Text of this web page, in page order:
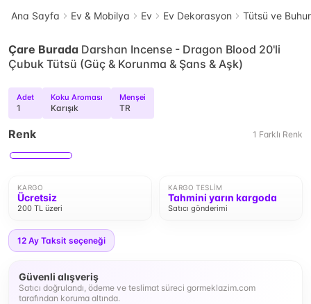
Ana Sayfa Ev & Mobilya Ev Ev Dekorasyon Tütsü ve
Çare Burada Darshan Incense - Dragon Blood 20'li
Çubuk Tütsü (Güç & Korunma & Şans & Aşk)
Adet
1
Koku Aroması
Karışık
Menşei
TR
Renk 1 Farklı Renk
KARGO
Ücretsiz
200 TL üzeri
KARGO TESLIM
Tahmini yarın kargoda
Satıcı gönderimi
12 Ay Taksit seçeneği
Güvenli alışveriş
Satıcı doğrulandı, ödeme ve teslimat süreci gormeklazim.com
tarafından koruma altında.